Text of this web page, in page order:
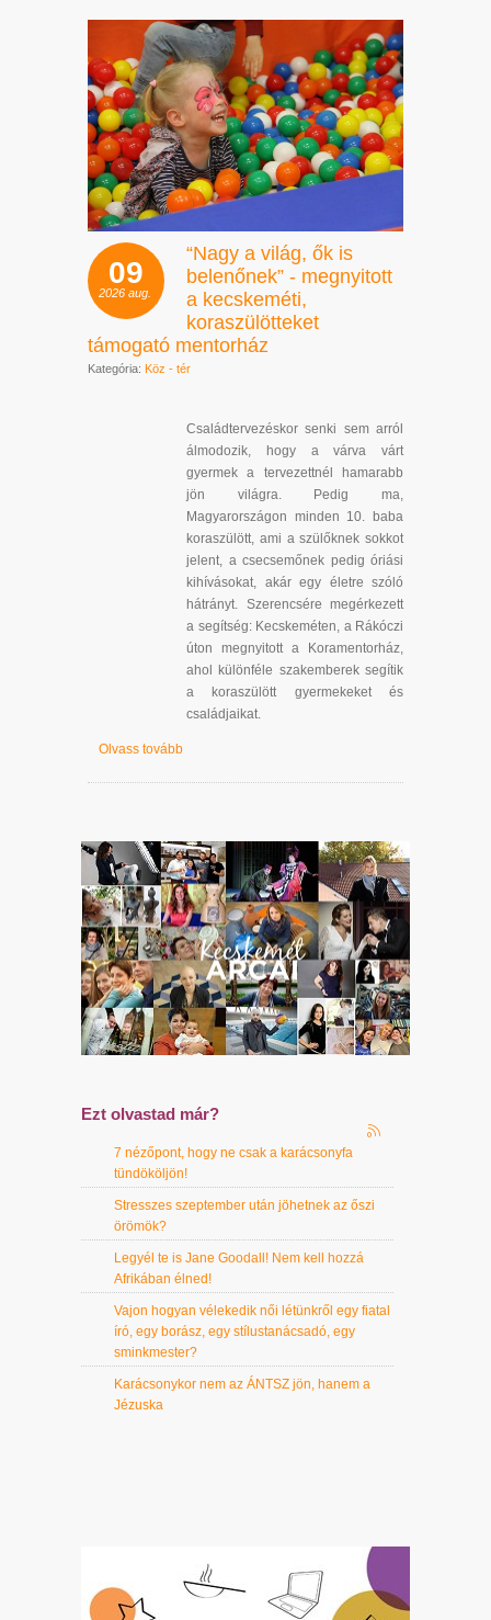
09
2026 aug.
“Nagy a világ, ők is
belenőnek” - megnyitott
a kecskeméti,
koraszülötteket
támogató mentorház
Kategória: Köz - tér
Családtervezéskor senki sem arról
álmodozik, hogy a várva várt
gyermek a tervezettnél hamarabb
jön világra. Pedig ma,
Magyarországon minden 10. baba
koraszülött, ami a szülőknek sokkot
jelent, a csecsemőnek pedig óriási
kihívásokat, akár egy életre szóló
hátrányt. Szerencsére megérkezett
a segítség: Kecskeméten, a Rákóczi
úton megnyitott a Koramentorház,
ahol különféle szakemberek segítik
a koraszülött gyermekeket és
családjaikat.
Olvass tovább
Ezt olvastad már?
7 nézőpont, hogy ne csak a karácsonyfa
tündököljön!
Stresszes szeptember után jöhetnek az őszi
örömök?
Legyél te is Jane Goodall! Nem kell hozzá
Afrikában élned!
Vajon hogyan vélekedik női létünkről egy fiatal
író, egy borász, egy stílustanácsadó, egy
sminkmester?
Karácsonykor nem az ÁNTSZ jön, hanem a
Jézuska